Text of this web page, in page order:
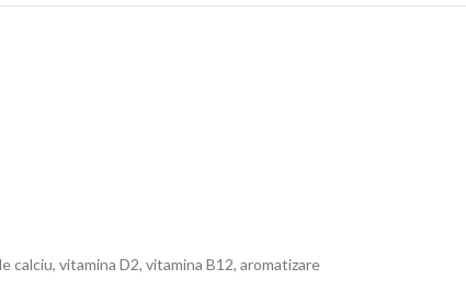
vitamina D2, vitamina B12, aromatizare